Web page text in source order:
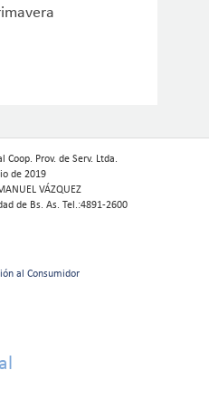
Coop. Prov. de Serv. Ltda.
de 2019
VÁZQUEZ
de Bs. As. Tel.:4891-2600
al Consumidor